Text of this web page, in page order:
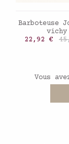
AJOUTER
Barboteuse
vichy
Prix
22,92 €
Vous